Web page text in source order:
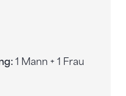
1 Mann + 1 Frau